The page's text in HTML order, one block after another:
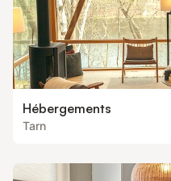
Hébergements
Tarn